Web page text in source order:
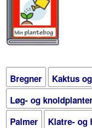
Bregner
Kaktus
Løg- og
Palmer
Klatre- og